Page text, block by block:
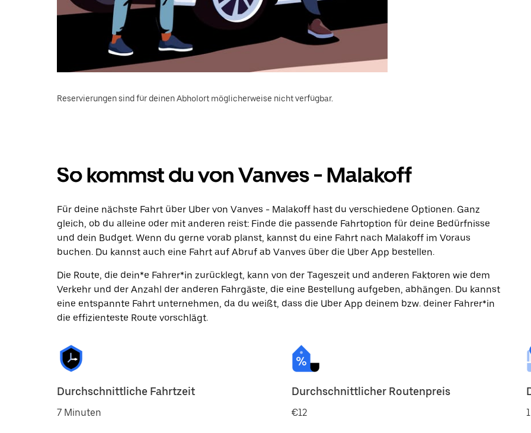
Reservierungen sind für deinen Abholort möglicherweise nicht verfügbar.
So kommst du von Vanves - Malakoff
Für deine nächste Fahrt über Uber von Vanves - Malakoff hast du verschiedene Optionen. Ganz
gleich, ob du alleine oder mit anderen reist: Finde die passende Fahrtoption für deine Bedürfnisse
und dein Budget. Wenn du gerne vorab planst, kannst du eine Fahrt nach Malakoff im Voraus
buchen. Du kannst auch eine Fahrt auf Abruf ab Vanves über die Uber App bestellen.
Die Route, die dein*e Fahrer*in zurücklegt, kann von der Tageszeit und anderen Faktoren wie dem
Verkehr und der Anzahl der anderen Fahrgäste, die eine Bestellung aufgeben, abhängen. Du kannst
eine entspannte Fahrt unternehmen, da du weißt, dass die Uber App deinem bzw. deiner Fahrer*in
die effizienteste Route vorschlägt.
Durchschnittliche Fahrtzeit
7 Minuten
Durchschnittlicher Routenpreis
€12